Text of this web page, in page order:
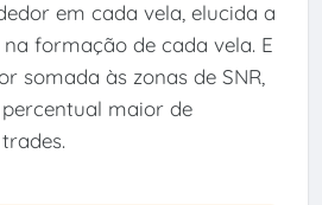
em cada vela, elucida a
formação de cada vela. E
somada às zonas de SNR,
maior de